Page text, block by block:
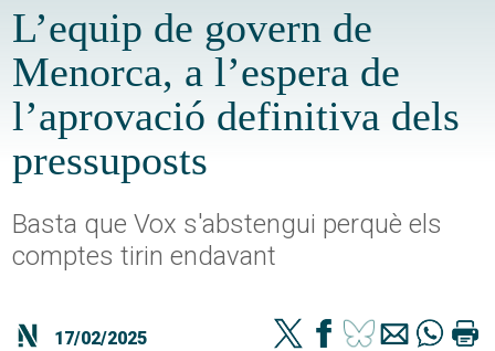
L’equip de govern de
Menorca, a l’espera de
l’aprovació definitiva dels
pressuposts
Basta que Vox s'abstengui perquè els
comptes tirin endavant
17/02/2025